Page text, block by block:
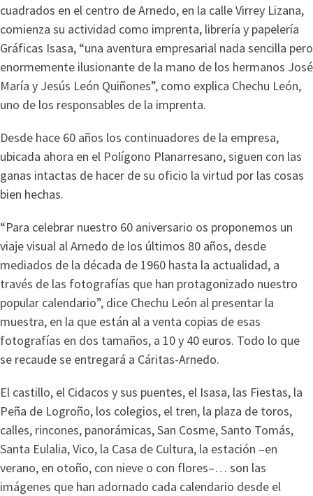
cuadrados en el centro de Arnedo, en la calle Virrey Lizana,
comienza su actividad como imprenta, librería y papelería
Gráficas Isasa, “una aventura empresarial nada sencilla pero
enormemente ilusionante de la mano de los hermanos José
María y Jesús León Quiñones”, como explica Chechu León,
uno de los responsables de la imprenta.
Desde hace 60 años los continuadores de la empresa,
ubicada ahora en el Polígono Planarresano, siguen con las
ganas intactas de hacer de su oficio la virtud por las cosas
bien hechas.
“Para celebrar nuestro 60 aniversario os proponemos un
viaje visual al Arnedo de los últimos 80 años, desde
mediados de la década de 1960 hasta la actualidad, a
través de las fotografías que han protagonizado nuestro
popular calendario”, dice Chechu León al presentar la
muestra, en la que están al a venta copias de esas
fotografías en dos tamaños, a 10 y 40 euros. Todo lo que
se recaude se entregará a Cáritas-Arnedo.
El castillo, el Cidacos y sus puentes, el Isasa, las Fiestas, la
Peña de Logroño, los colegios, el tren, la plaza de toros,
calles, rincones, panorámicas, San Cosme, Santo Tomás,
Santa Eulalia, Vico, la Casa de Cultura, la estación –en
verano, en otoño, con nieve o con flores–… son las
imágenes que han adornado cada calendario desde el